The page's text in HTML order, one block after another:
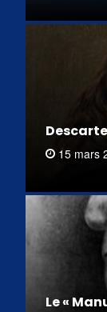
15 mars
Le «